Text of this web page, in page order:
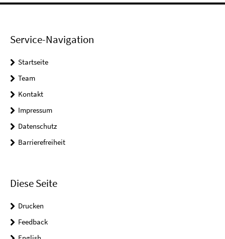
Service-Navigation
Startseite
Team
Kontakt
Impressum
Datenschutz
Barrierefreiheit
Diese Seite
Drucken
Feedback